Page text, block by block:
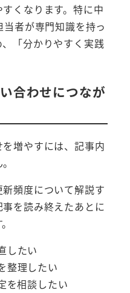
くなります。特に中
者が専門知識を持っ
「分かりやすく実践
合わせにつなが
増やすには、記事内
頻度について解説す
を読み終えたあとに
したい
整理したい
を相談したい